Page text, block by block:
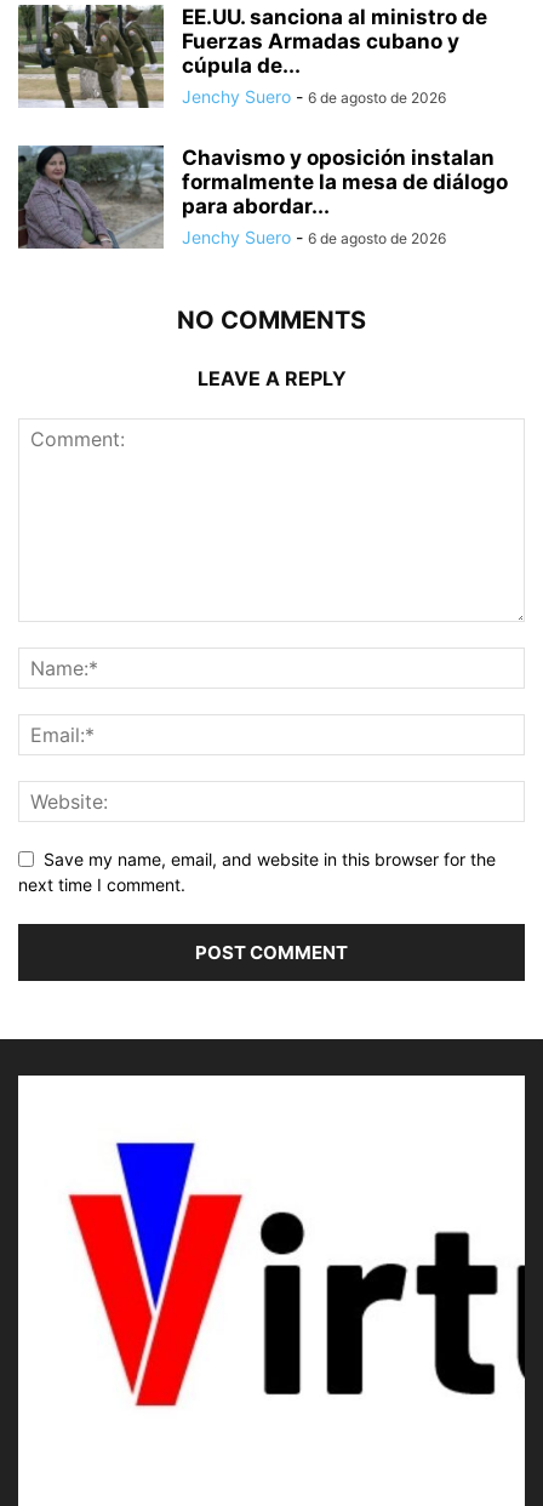
EE.UU. sanciona al ministro de
Fuerzas Armadas cubano y
cúpula de...
Jenchy Suero - 6 de agosto de 2026
Chavismo y oposición instalan
formalmente la mesa de diálogo
para abordar...
Jenchy Suero - 6 de agosto de 2026
NO COMMENTS
LEAVE A REPLY
Save my name, email, and website in this browser for the
next time I comment.